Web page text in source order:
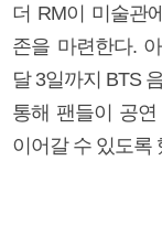
더 RM이 미술관
존을 마련한다.
달 3일까지 BTS
통해 팬들이 공
이어갈 수 있도록